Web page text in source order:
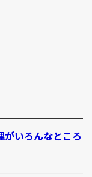
がいろんなところ